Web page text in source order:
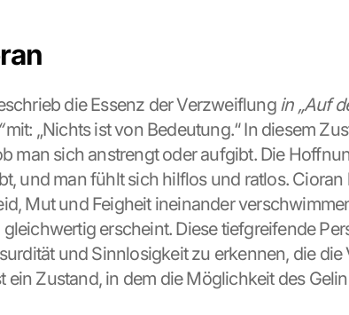
die Essenz der Verzweiflung in „Auf
mit: „Nichts ist von Bedeutung.“ In diesem
man sich anstrengt oder aufgibt. Die
und man fühlt sich hilflos und ratlos. Cioran
Mut und Feigheit ineinander
erscheint. Diese tiefgreifende
und Sinnlosigkeit zu erkennen, die
ein Zustand, in dem die Möglichkeit des